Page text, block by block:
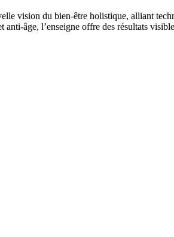
vision du bien-être holistique, alliant
âge, l’enseigne offre des résultats